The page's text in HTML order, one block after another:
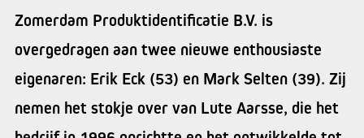
Zomerdam Produktidentificatie B.V. is
overgedragen aan twee nieuwe enthousiaste
eigenaren: Erik Eck (53) en Mark Selten (39). Zij
nemen het stokje over van Lute Aarsse, die het